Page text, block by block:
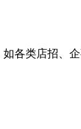
各类店招、